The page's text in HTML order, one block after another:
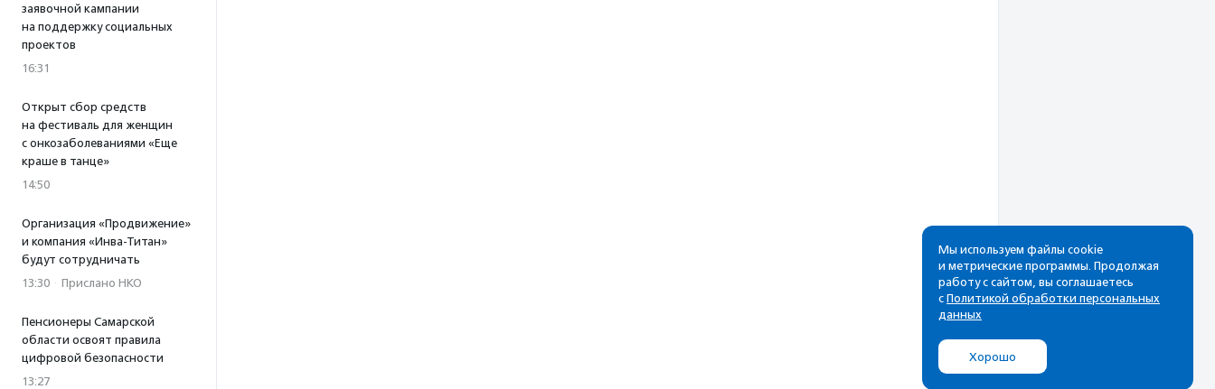
заявочной кампании
на поддержку социальных
проектов
16:31
Открыт сбор средств
на фестиваль для женщин
с онкозаболеваниями «Еще
краше в танце»
14:50
Организация «Продвижение»
и компания «Инва-Титан»
будут сотрудничать
13:30 · Прислано НКО
Пенсионеры Самарской
области освоят правила
цифровой безопасности
13:27
Рассылка
Cамые свежие новости,
почтовом ящике
Мы используем файлы cookie
и метрические программы. Продолжая
работу с сайтом, вы соглашаетесь
с Политикой обработки персональных
данных
Хорошо